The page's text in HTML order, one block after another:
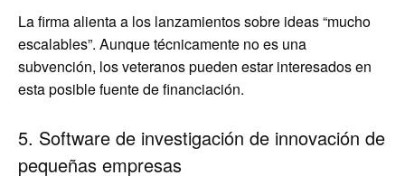
La firma alienta a los lanzamientos sobre ideas “mucho
escalables”. Aunque técnicamente no es una
subvención, los veteranos pueden estar interesados ​​en
esta posible fuente de financiación.
5. Software de investigación de innovación de
pequeñas empresas